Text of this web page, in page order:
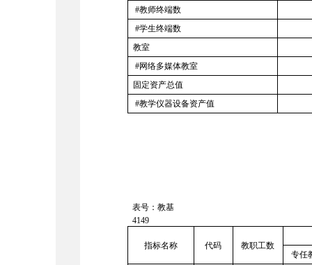
#教师终端数
#学生终端数
教室
#网络多媒体教室
固定资产总值
#教学仪器设备资产值
表号：教基
4149
指标名称 代码
教职工数
专任